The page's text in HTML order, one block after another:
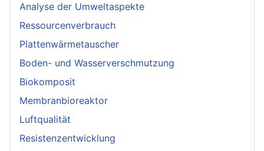
Analyse der Umweltaspekte
Ressourcenverbrauch
Plattenwärmetauscher
Boden- und Wasserverschmutzung
Biokomposit
Membranbioreaktor
Luftqualität
Resistenzentwicklung